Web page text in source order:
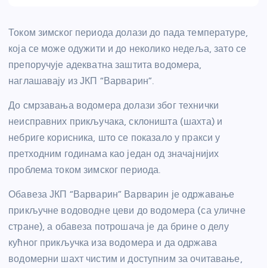
Током зимског периода долази до пада температуре,
која се може одужити и до неколико недеља, зато се
препоручује адекватна заштита водомера,
наглашавају из ЈКП “Варварин”.
До смрзавања водомера долази због технички
неисправних прикључака, склоништа (шахта) и
небриге корисника, што се показало у пракси у
претходним годинама као један од значајнијих
проблема током зимског периода.
Обавеза ЈКП “Варварин” Варварин је одржавање
прикључне водоводне цеви до водомера (са уличне
стране), а обавеза потрошача је да брине о делу
кућног прикључка иза водомера и да одржава
водомерни шахт чистим и доступним за очитавање,